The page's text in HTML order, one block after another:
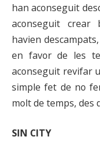
han aconseguit
aconseguit crear
havien
en favor de les
aconseguit revifar
simple fet de no
molt de temps, des
SIN CITY